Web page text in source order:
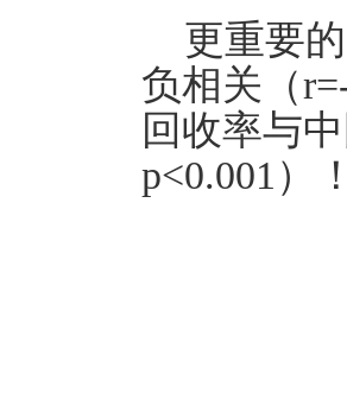
更重要
负相关（
回收率与
p<0.001）